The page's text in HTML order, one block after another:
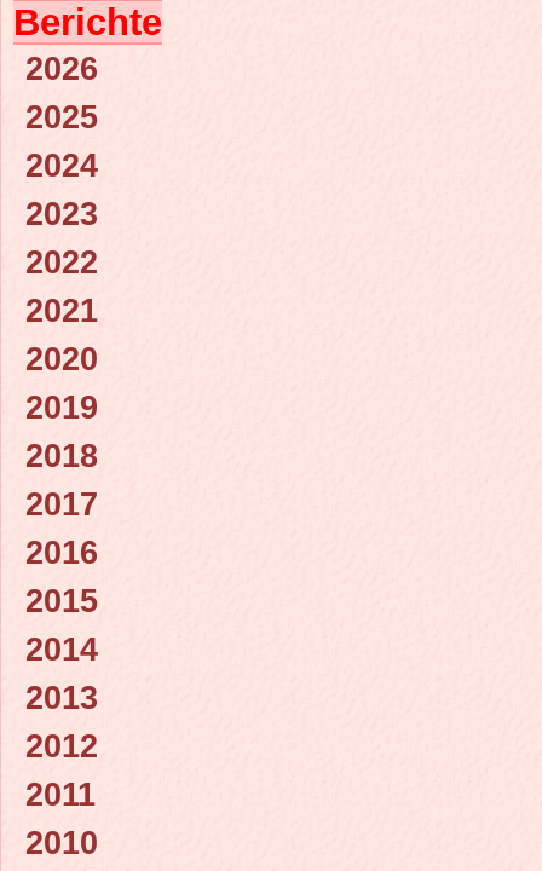
Berichte
2026
2025
2024
2023
2022
2021
2020
2019
2018
2017
2016
2015
2014
2013
2012
2011
2010